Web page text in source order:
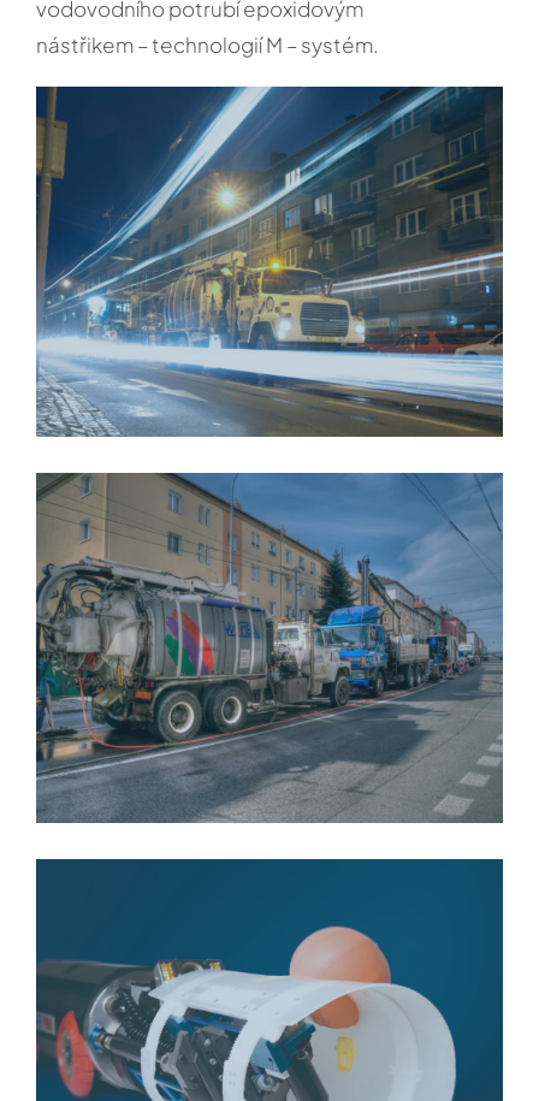
vodovodního potrubí epoxidovým
nástřikem – technologií M – systém.
GALERIE-O-WOMBATU-8